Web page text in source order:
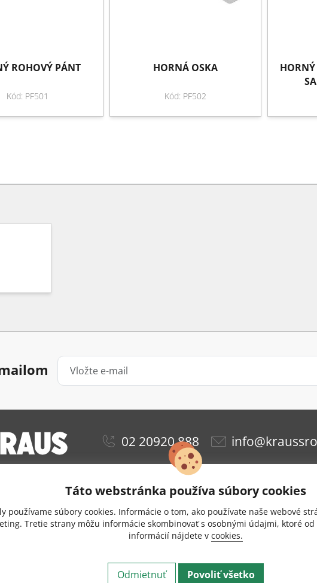
ROHOVÝ PÁNT
Kód: PF501
HORNÁ OSKA
Kód: PF502
02 20920 888
Doprava a platba
Odstúpenie od zmluvy
Nastavenie cookies
Kontakt
Copyright © 2026 KRAUS Glas Beschlaege. Všetky práva vyhradené.
Táto webstránka používa súbory cookies
používame súbory cookies. Informácie o tom, ako používate naše webové
Tretie strany môžu informácie skombinovať s osobnými údajmi, ktoré
informácií nájdete v cookies.
Odmietnuť Povoliť všetko